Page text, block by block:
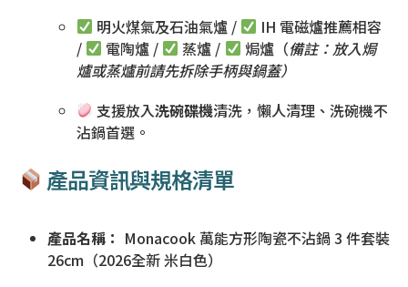
明火煤氣及石油氣爐 /
IH 電磁爐推薦相容
/
電陶爐 / 蒸爐 / 焗爐（備註：放入焗
爐或蒸爐前請先拆除手柄與鍋蓋）
支援放入洗碗碟機清洗，懶人清理、洗碗機不
沾鍋首選。
產品資訊與規格清單
產品名稱： Monacook 萬能方形陶瓷不沾鍋 3 件套裝
26cm（2026全新 米白色）